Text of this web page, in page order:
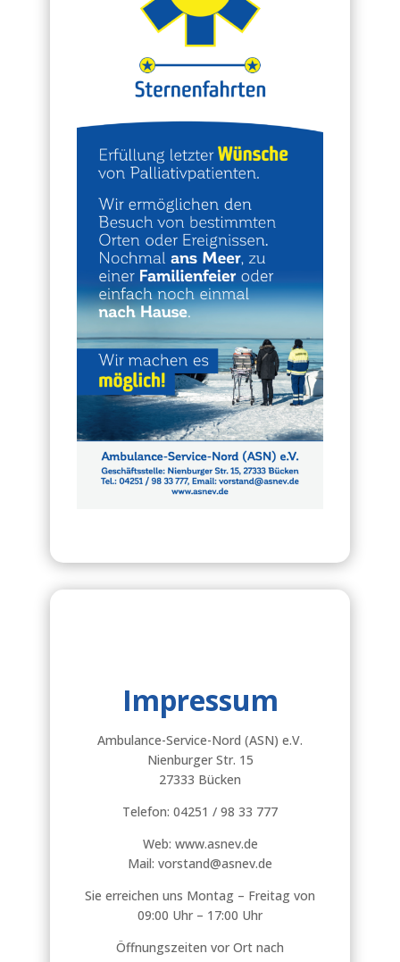
Impressum
Ambulance-Service-Nord (ASN) e.V.
Nienburger Str. 15
27333 Bücken
Telefon: 04251 / 98 33 777
Web: www.asnev.de
Mail: vorstand@asnev.de
Sie erreichen uns Montag – Freitag von
09:00 Uhr – 17:00 Uhr
Öffnungszeiten vor Ort nach